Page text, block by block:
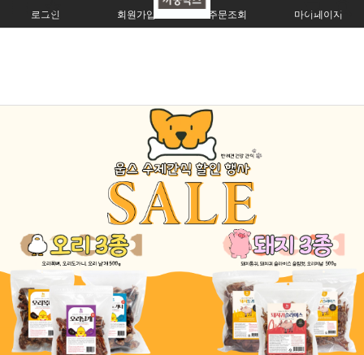
로그인 회원가입 주문조회 마이페이지